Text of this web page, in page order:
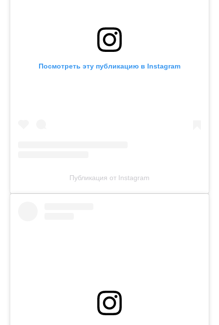
Посмотреть эту публикацию в Instagram
Публикация от Instagram